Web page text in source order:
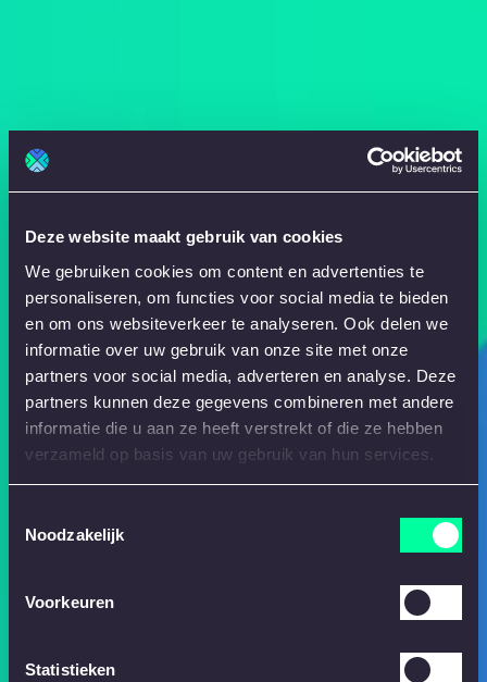
Deze website maakt gebruik van cookies
We gebruiken cookies om content en advertenties te
personaliseren, om functies voor social media te bieden
en om ons websiteverkeer te analyseren. Ook delen we
informatie over uw gebruik van onze site met onze
partners voor social media, adverteren en analyse. Deze
partners kunnen deze gegevens combineren met andere
informatie die u aan ze heeft verstrekt of die ze hebben
verzameld op basis van uw gebruik van hun services.
Noodzakelijk
Voorkeuren
Statistieken